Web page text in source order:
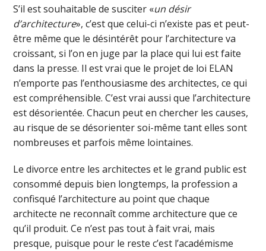
S’il est souhaitable de susciter «un désir
d’architecture», c’est que celui-ci n’existe pas et peut-
être même que le désintérêt pour l’architecture va
croissant, si l’on en juge par la place qui lui est faite
dans la presse. Il est vrai que le projet de loi ELAN
n’emporte pas l’enthousiasme des architectes, ce qui
est compréhensible. C’est vrai aussi que l’architecture
est désorientée. Chacun peut en chercher les causes,
au risque de se désorienter soi-même tant elles sont
nombreuses et parfois même lointaines.
Le divorce entre les architectes et le grand public est
consommé depuis bien longtemps, la profession a
confisqué l’architecture au point que chaque
architecte ne reconnaît comme architecture que ce
qu’il produit. Ce n’est pas tout à fait vrai, mais
presque, puisque pour le reste c’est l’académisme